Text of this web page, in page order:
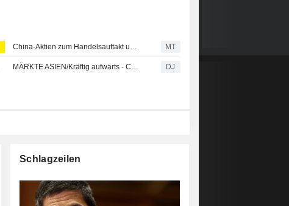
China-Aktien zum Handelsauftakt uneinheitlich: Anleger rotieren in defensive Sektoren MT
MÄRKTE ASIEN/Kräftig aufwärts - Chipwerte treiben die Börsen an DJ
Schlagzeilen